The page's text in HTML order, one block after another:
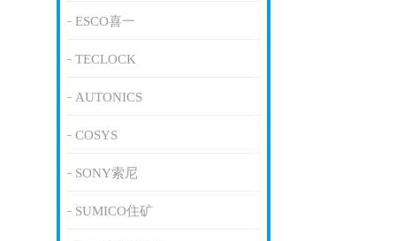
ESCO喜一
TECLOCK
AUTONICS
COSYS
SONY索尼
SUMICO住矿